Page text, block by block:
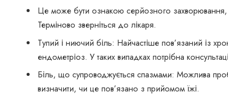
Це може бути ознакою серйозного захворювання,
Терміново зверніться до лікаря.
Тупий і ниючий біль: Найчастіше пов’язаний із
ендометріоз. У таких випадках потрібна
Біль, що супроводжується спазмами: Можлива
визначити, чи це пов’язано з прийомом їжі.